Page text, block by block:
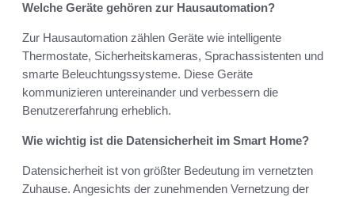
Welche Geräte gehören zur Hausautomation?
Zur Hausautomation zählen Geräte wie intelligente
Thermostate, Sicherheitskameras, Sprachassistenten und
smarte Beleuchtungssysteme. Diese Geräte
kommunizieren untereinander und verbessern die
Benutzererfahrung erheblich.
Wie wichtig ist die Datensicherheit im Smart Home?
Datensicherheit ist von größter Bedeutung im vernetzten
Zuhause. Angesichts der zunehmenden Vernetzung der